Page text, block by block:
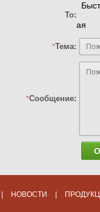
To:
ая
*Тема:
*Сообщение:
НОВОСТИ